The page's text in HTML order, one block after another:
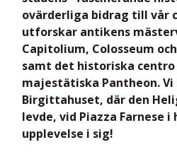
ovärderliga bidrag till vår
utforskar antikens
Capitolium, Colosseum
samt det historiska
majestätiska Pantheon. Vi
Birgittahuset, där den
levde, vid Piazza Farnese
upplevelse i sig!